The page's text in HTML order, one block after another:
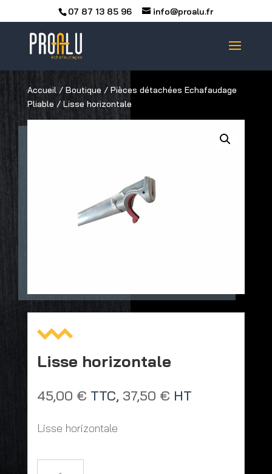
07 87 13 85 96 info@proalu.fr
Accueil/ Boutique / Pièces détachées Echafaudage
Pliable / Lisse horizontale
Lisse horizontale
45,00 € TTC, 37,50 € HT
Lisse horizontale